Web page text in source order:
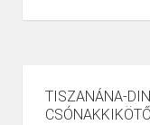
TISZANÁNA-